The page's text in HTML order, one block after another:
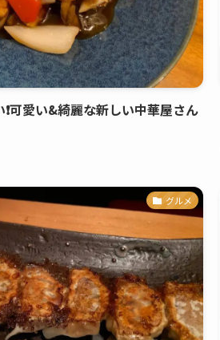
可愛い&綺麗な新しい中華屋さん
グルメ